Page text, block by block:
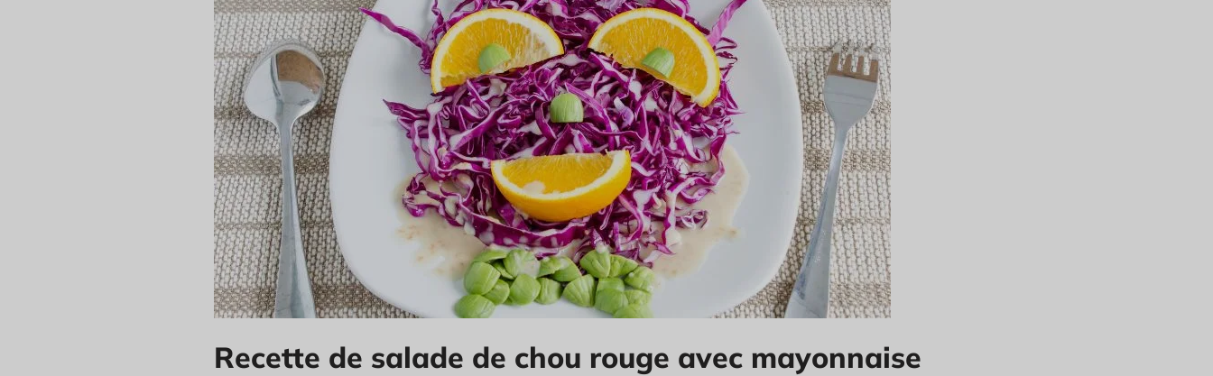
Recette de salade de chou rouge avec mayonnaise